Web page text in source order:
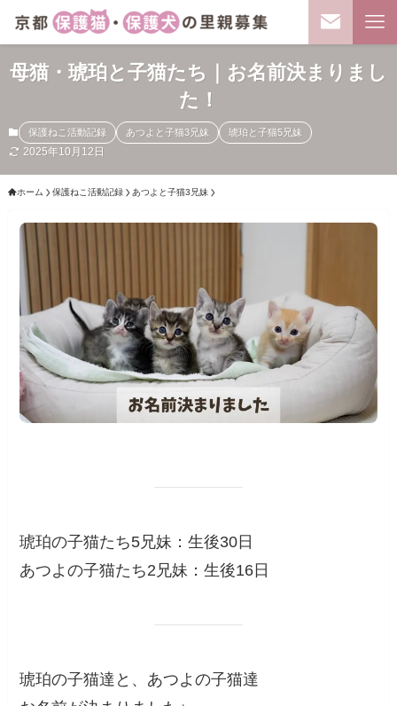
母猫・琥珀と子猫たち｜お名前決まりまし
た！
保護ねこ活動記録 あつよと子猫3兄妹 琥珀と子猫5兄妹
2025年10月12日
ホーム 保護ねこ活動記録 あつよと子猫3兄妹
琥珀の子猫たち5兄妹：生後30日
あつよの子猫たち2兄妹：生後16日
琥珀の子猫達と、あつよの子猫達